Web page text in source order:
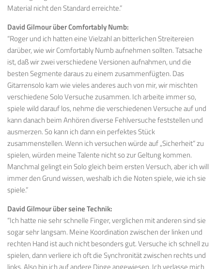
Material nicht den Standard erreichte.”
David Gilmour über Comfortably Numb:
“Roger und ich hatten eine Vielzahl an bitterlichen Streitereien
darüber, wie wir Comfortably Numb aufnehmen sollten. Tatsache
ist, daß wir zwei verschiedene Versionen aufnahmen, und die
besten Segmente daraus zu einem zusammenfügten. Das
Gitarrensolo kam wie vieles anderes auch von mir, wir mischten
verschiedene Solo Versuche zusammen. Ich arbeite immer so,
spiele wild darauf los, nehme die verschiedenen Versuche auf und
kann danach beim Anhören diverse Fehlversuche feststellen und
ausmerzen. So kann ich dann ein perfektes Stück
zusammenstellen. Wenn ich versuchen würde auf „Sicherheit“ zu
spielen, würden meine Talente nicht so zur Geltung kommen.
Manchmal gelingt ein Solo gleich beim ersten Versuch, aber ich will
immer den Grund wissen, weshalb ich die Noten spiele, wie ich sie
spiele.”
David Gilmour über seine Technik:
“Ich hatte nie sehr schnelle Finger, verglichen mit anderen sind sie
sogar sehr langsam. Meine Koordination zwischen der linken und
rechten Hand ist auch nicht besonders gut. Versuche ich schnell zu
spielen, dann verliere ich oft die Synchronität zwischen rechts und